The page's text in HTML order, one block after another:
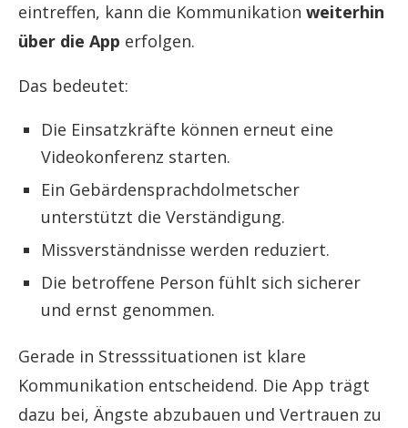
eintreffen, kann die Kommunikation weiterhin
über die App erfolgen.
Das bedeutet:
Die Einsatzkräfte können erneut eine
Videokonferenz starten.
Ein Gebärdensprachdolmetscher
unterstützt die Verständigung.
Missverständnisse werden reduziert.
Die betroffene Person fühlt sich sicherer
und ernst genommen.
Gerade in Stresssituationen ist klare
Kommunikation entscheidend. Die App trägt
dazu bei, Ängste abzubauen und Vertrauen zu